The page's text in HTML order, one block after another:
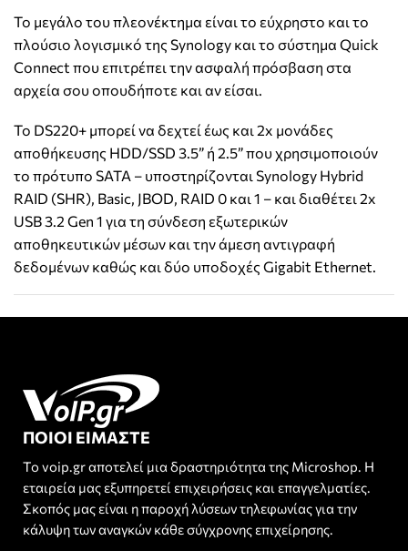
Το μεγάλο του πλεονέκτημα είναι το εύχρηστο και το
πλούσιο λογισμικό της Synology και το σύστημα Quick
Connect που επιτρέπει την ασφαλή πρόσβαση στα
αρχεία σου οπουδήποτε και αν είσαι.
Το DS220+ μπορεί να δεχτεί έως και 2x μονάδες
αποθήκευσης HDD/SSD 3.5” ή 2.5” που χρησιμοποιούν
το πρότυπο SATA – υποστηρίζονται Synology Hybrid
RAID (SHR), Basic, JBOD, RAID 0 και 1 – και διαθέτει 2x
USB 3.2 Gen 1 για τη σύνδεση εξωτερικών
αποθηκευτικών μέσων και την άμεση αντιγραφή
δεδομένων καθώς και δύο υποδοχές Gigabit Ethernet.
ΠΟΙΟΙ ΕΙΜΑΣΤΕ
Το voip.gr αποτελεί μια δραστηριότητα της Microshop. Η
εταιρεία μας εξυπηρετεί επιχειρήσεις και επαγγελματίες.
Σκοπός μας είναι η παροχή λύσεων τηλεφωνίας για την
κάλυψη των αναγκών κάθε σύγχρονης επιχείρησης.